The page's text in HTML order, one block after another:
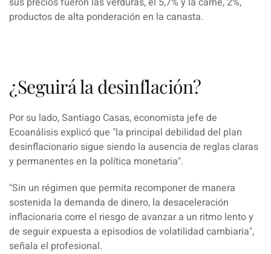
productos de alta ponderación en la canasta.
¿Seguirá la desinflación?
Por su lado,Santiago Casas, economista jefe de
Ecoanálisis explicó que "la principal debilidad del plan
desinflacionario sigue siendo la ausencia de reglas claras
y permanentes en la política monetaria".
"Sin un régimen que permita recomponer de manera
sostenida la demanda de dinero, la desaceleración
inflacionaria corre el riesgo de avanzar a un ritmo lento y
de seguir expuesta a episodios de volatilidad cambiaria",
señala el profesional.